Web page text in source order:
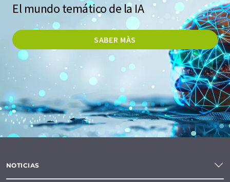
El mundo temático de la IA
SABER MÀS
NOTICIAS